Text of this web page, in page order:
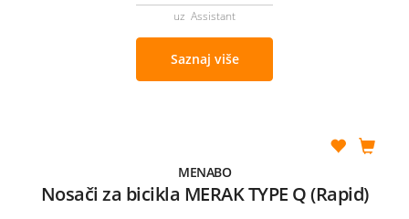
uz Assistant
Saznaj više
MENABO
Nosači za bicikla MERAK TYPE Q (Rapid)